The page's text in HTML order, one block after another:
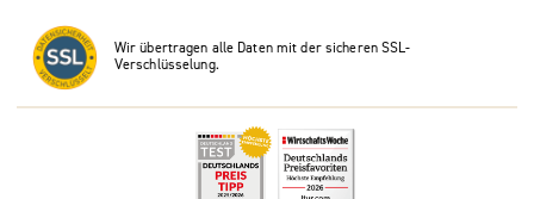
Wir übertragen alle Daten mit der sicheren SSL-
Verschlüsselung.